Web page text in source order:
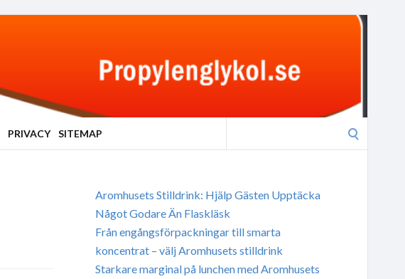
PRIVACY SITEMAP
Aromhusets Stilldrink: Hjälp Gästen Upptäcka
Något Godare Än Flaskläsk
Från engångsförpackningar till smarta
koncentrat – välj Aromhusets stilldrink
Starkare marginal på lunchen med Aromhusets